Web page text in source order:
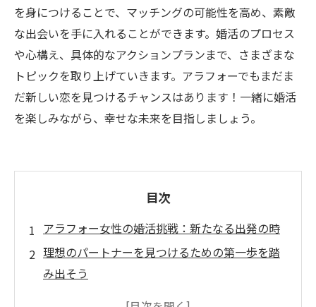
を身につけることで、マッチングの可能性を高め、素敵
な出会いを手に入れることができます。婚活のプロセス
や心構え、具体的なアクションプランまで、さまざまな
トピックを取り上げていきます。アラフォーでもまだま
だ新しい恋を見つけるチャンスはあります！一緒に婚活
を楽しみながら、幸せな未来を目指しましょう。
目次
アラフォー女性の婚活挑戦：新たなる出発の時
理想のパートナーを見つけるための第一歩を踏
み出そう
婚活成功の鍵：自分を知り、魅力を引き出す